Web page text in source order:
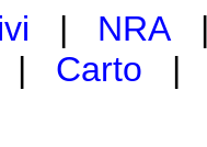
| NRA
| Carto